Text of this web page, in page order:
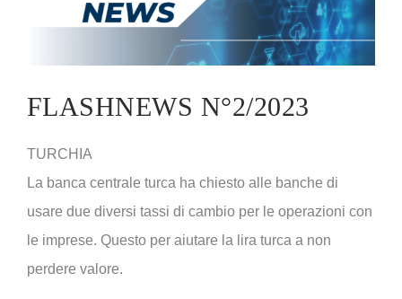
FLASHNEWS N°2/2023
TURCHIA
La banca centrale turca ha chiesto alle banche di
usare due diversi tassi di cambio per le operazioni con
le imprese. Questo per aiutare la lira turca a non
perdere valore.